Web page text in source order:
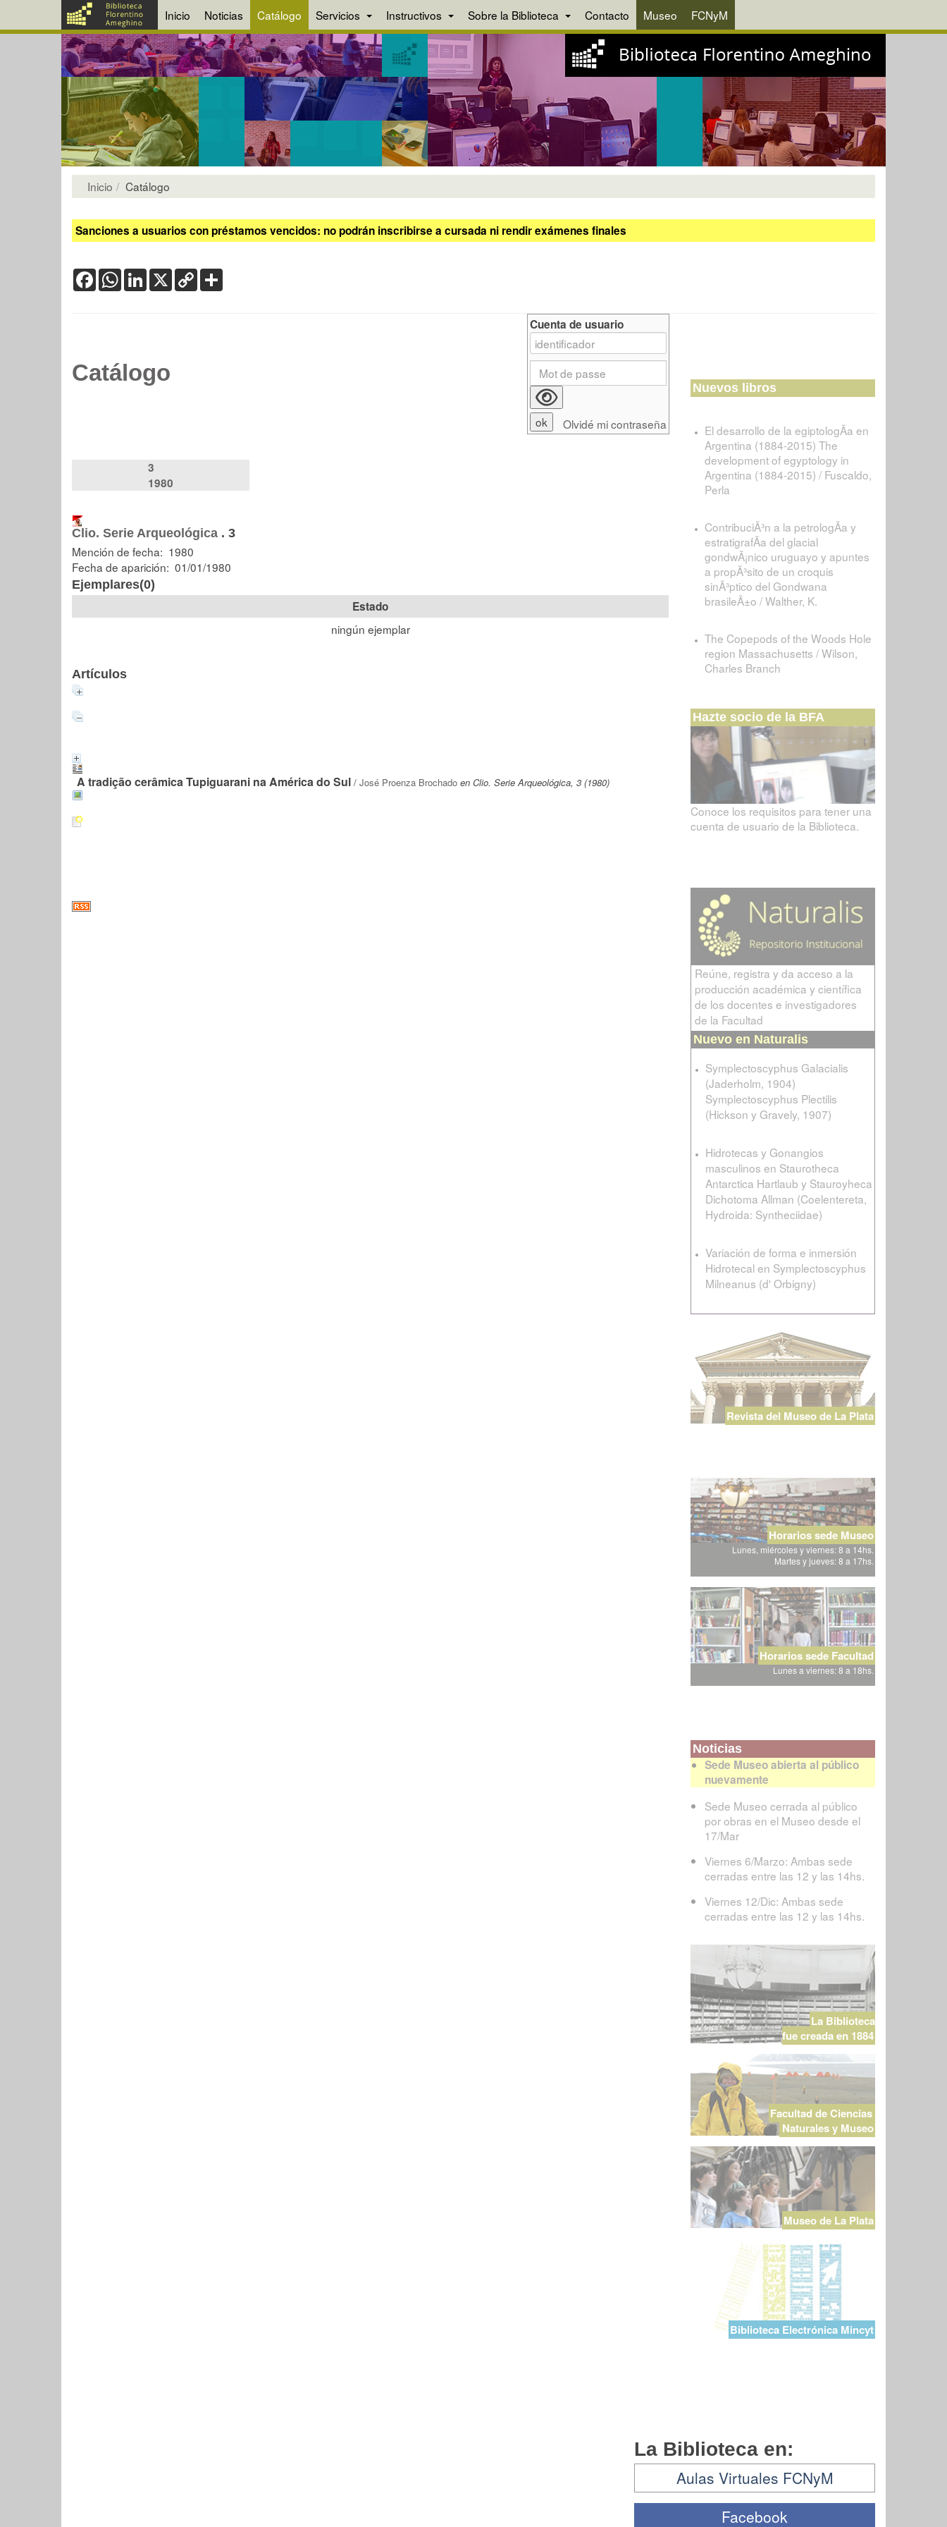
Inicio Noticias Catálogo Servicios Instructivos Sobre la Biblioteca Contacto Museo FCNyM
Inicio Catálogo
Sanciones a usuarios con préstamos vencidos: no podrán inscribirse a cursada ni rendir exámenes finales
FacebookWhatsApp
LinkedIn
X Copy
Link
Catálogo
3
1980
Clio. Serie Arqueológica . 3
Mención de fecha: 1980
Fecha de aparición: 01/01/1980
Ejemplares(0)
Estado
ningún ejemplar
Artículos
A tradição cerâmica Tupiguarani na América do Sul / José Proenza Brochado en Clio. Serie Arqueológica, 3 (1980)
Cuenta de usuario
Olvidé mi contraseña
Nuevos libros
El desarrollo de la egiptologÃ­a en
Argentina (1884-2015) The
development of egyptology in
Argentina (1884-2015) / Fuscaldo,
Perla
ContribuciÃ³n a la petrologÃ­a y
estratigrafÃ­a del glacial
gondwÃ¡nico uruguayo y apuntes
a propÃ³sito de un croquis
sinÃ³ptico del Gondwana
brasileÃ±o / Walther, K.
The Copepods of the Woods Hole
region Massachusetts / Wilson,
Charles Branch
Hazte socio de la BFA
Conoce los requisitos para tener una
cuenta de usuario de la Biblioteca.
Reúne, registra y da acceso a la
producción académica y científica
de los docentes e investigadores
de la Facultad
Nuevo en Naturalis
Symplectoscyphus Galacialis
(Jaderholm, 1904)
Symplectoscyphus Plectilis
(Hickson y Gravely, 1907)
Hidrotecas y Gonangios
masculinos en Staurotheca
Antarctica Hartlaub y Stauroyheca
Dichotoma Allman (Coelentereta,
Hydroida: Syntheciidae)
Variación de forma e inmersión
Hidrotecal en Symplectoscyphus
Milneanus (d' Orbigny)
Revista del Museo de La Plata
Horarios sede Museo
Lunes, miércoles y viernes: 8 a 14hs.
Martes y jueves: 8 a 17hs.
Horarios sede Facultad
Lunes a viernes: 8 a 18hs.
Noticias
Sede Museo abierta al público
nuevamente
Sede Museo cerrada al público
por obras en el Museo desde el
17/Mar
Viernes 6/Marzo: Ambas sede
cerradas entre las 12 y las 14hs.
Viernes 12/Dic: Ambas sede
cerradas entre las 12 y las 14hs.
La Biblioteca
fue creada en 1884
Facultad de Ciencias
Naturales y Museo
Museo de La Plata
Biblioteca Electrónica Mincyt
La Biblioteca en:
Aulas Virtuales FCNyM
Facebook